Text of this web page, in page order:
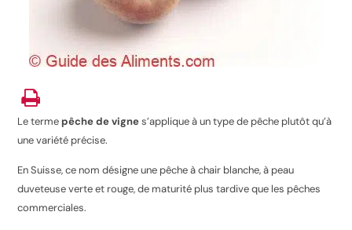
Le termepêche de vignes’applique à un type de pêche plutôt qu’à
une variété précise.
En Suisse, ce nom désigne une pêche à chair blanche, à peau
duveteuse verte et rouge, de maturité plus tardive que les pêches
commerciales.